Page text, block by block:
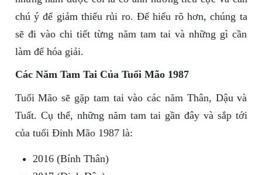
chú ý để giảm thiểu rủi ro. Để hiểu rõ hơn, chúng ta
sẽ đi vào chi tiết từng năm tam tai và những gì cần
làm để hóa giải.
Các Năm Tam Tai Của Tuổi Mão 1987
Tuổi Mão sẽ gặp tam tai vào các năm Thân, Dậu và
Tuất. Cụ thể, những năm tam tai gần đây và sắp tới
của tuổi Đinh Mão 1987 là:
2016 (Bính Thân)